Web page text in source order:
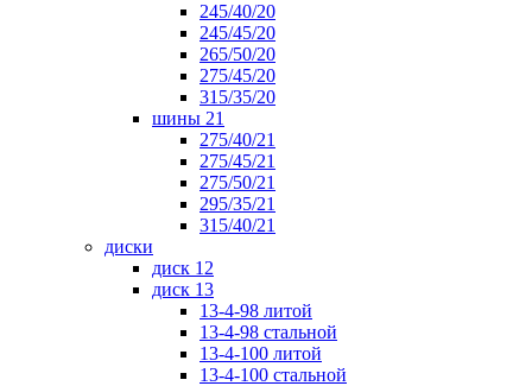
245/40/20
245/45/20
265/50/20
275/45/20
315/35/20
шины 21
275/40/21
275/45/21
275/50/21
295/35/21
315/40/21
диски
диск 12
диск 13
13-4-98 литой
13-4-98 стальной
13-4-100 литой
13-4-100 стальной